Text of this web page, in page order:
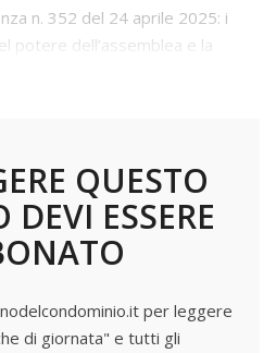
n. 352 del 24 aprile 2025: i
potere dell’assemblea e la
QUESTO
DEVI ESSERE
per leggere
di giornata" e tutti gli